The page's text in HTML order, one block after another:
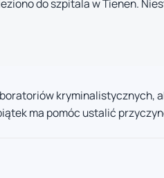
do szpitala w Tienen.
kryminalistycznych,
ma pomóc ustalić